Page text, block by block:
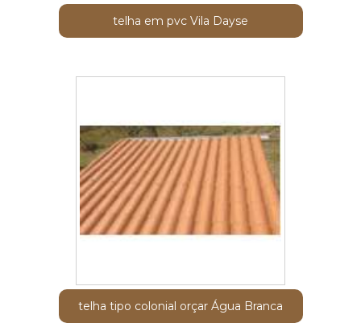
telha em pvc Vila Dayse
telha tipo colonial orçar Água Branca